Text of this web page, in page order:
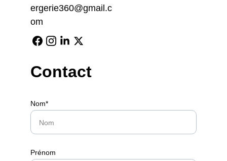
Contact
ergerie360@gmail.c
om
Nom*
Prénom